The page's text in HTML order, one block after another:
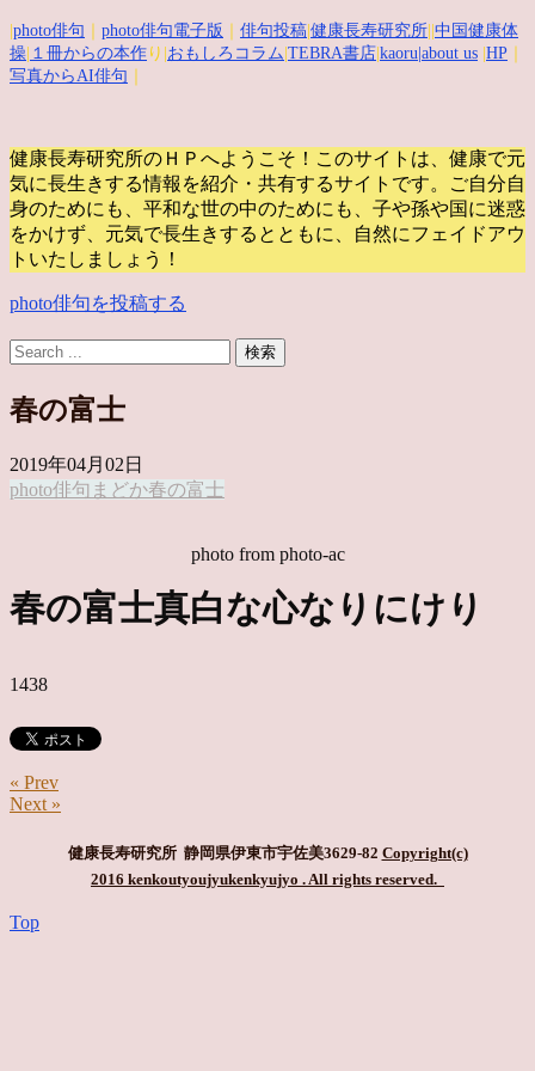
photo俳句 photo俳句電子版 俳句投稿 健康長寿研究所 中国健康体
操 １冊からの本作 り| おもしろコラム TEBRA書店 kaoru |about us HP
写真からAI俳句
健康長寿研究所のＨＰへようこそ！このサイトは、健康で元
気に長生きする情報を紹介・共有するサイトです。
ご自分自
身のためにも、平和な世の中のためにも、子や孫や国に迷惑
をかけず、元気で長生きするとともに、自然にフェイドアウ
トいたしましょう！
photo俳句を投稿する
春の富士
2019年04月02日
photo俳句 まどか春の富士
photo from photo-ac
春の富士真白な心なりにけり
1438
« Prev
Next »
健康長寿研究所 静岡県伊東市宇佐美3629-82 Copyright(c)
2016 kenkoutyoujyukenkyujyo . All rights reserved.
Top